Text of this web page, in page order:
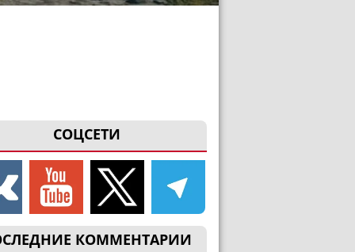
СОЦСЕТИ
КОММЕНТАРИИ